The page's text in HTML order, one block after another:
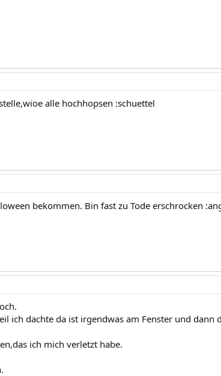
alle hochhopsen :schuettel
bekommen. Bin fast zu Tode erschrocken
ich dachte da ist irgendwas am Fenster und dann
ich mich verletzt habe.